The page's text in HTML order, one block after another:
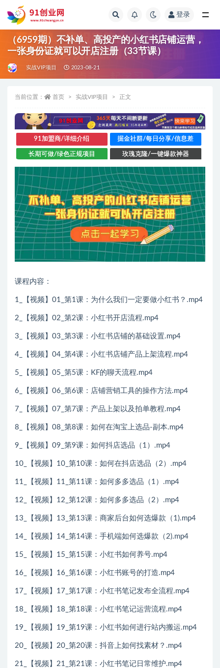
登录
（6959期）不补单、高投产的小红书店铺运营，
一张身份证就可以开店注册（33节课）
实战VIP项目 2023-08-21
当前位置： 首页 实战VIP项目 正文
91加盟商/详细介绍 掘金社群/每日分享/信息差
长期可做/绿色正规项目 玫瑰克隆/一键爆款神器
课程内容：
1_【视频】01_第1课：为什么我们一定要做小红书？.mp4
2_【视频】02_第2课：小红书开店流程.mp4
3_【视频】03_第3课：小红书店铺的基础设置.mp4
4_【视频】04_第4课：小红书店铺产品上架流程.mp4
5_【视频】05_第5课：KF的聊天流程.mp4
6_【视频】06_第6课：店铺营销工具的操作方法.mp4
7_【视频】07_第7课：产品上架以及拍单教程.mp4
8_【视频】08_第8课：如何在淘宝上选品-副本.mp4
9_【视频】09_第9课：如何抖店选品（1）.mp4
10_【视频】10_第10课：如何在抖店选品（2）.mp4
11_【视频】11_第11课：如何多多选品（1）.mp4
12_【视频】12_第12课：如何多多选品（2）.mp4
13_【视频】13_第13课：商家后台如何选爆款（1).mp4
14_【视频】14_第14课：手机端如何选爆款（2).mp4
15_【视频】15_第15课：小红书如何养号.mp4
16_【视频】16_第16课：小红书账号的打造.mp4
17_【视频】17_第17课：小红书笔记发布全流程.mp4
18_【视频】18_第18课：小红书笔记运营流程.mp4
19_【视频】19_第19课：小红书如何进行站内搬运.mp4
20_【视频】20_第20课：抖音上如何找素材？.mp4
21_【视频】21_第21课：小红书笔记日常维护.mp4